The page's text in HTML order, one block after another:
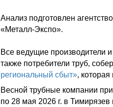
Анализ подготовлен
«Металл-Экспо».
Все ведущие производители
также потребители труб,
региональный сбыт», которая
Весной трубные компании
по 28 мая 2026 г. в